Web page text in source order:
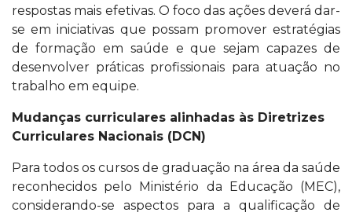
respostas mais efetivas. O foco das ações deverá dar-
se em iniciativas que possam promover estratégias
de formação em saúde e que sejam capazes de
desenvolver práticas profissionais para atuação no
trabalho em equipe.
Mudanças curriculares alinhadas às Diretrizes
Curriculares Nacionais (DCN)
Para todos os cursos de graduação na área da saúde
reconhecidos pelo Ministério da Educação (MEC),
considerando-se aspectos para a qualificação de